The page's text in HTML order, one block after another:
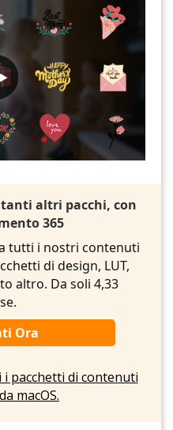
altri pacchi, con
365
tutti i nostri contenuti
di design, LUT,
altro. Da soli 4,33
Ora
pacchetti di contenuti
macOS.